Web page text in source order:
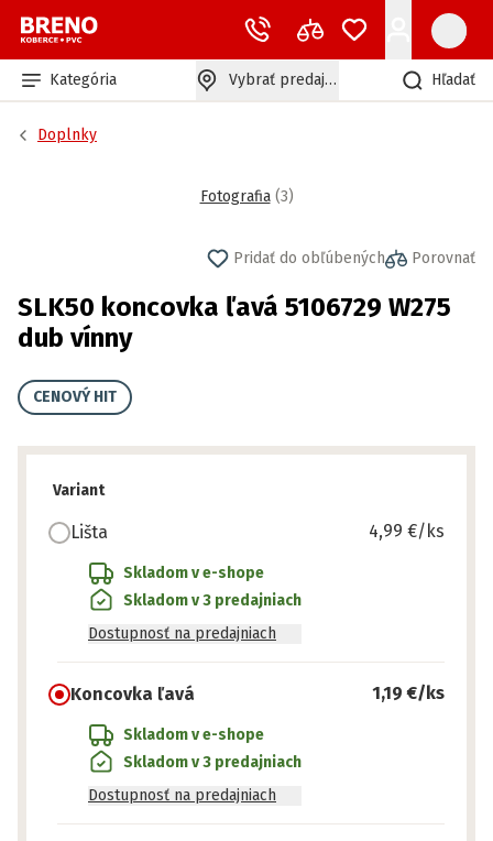
Kategória Vybrať predajňu Hľadať
Doplnky
Fotografia (3)
Pridať do obľúbených Porovnať
SLK50 koncovka ľavá 5106729 W275
dub vínny
CENOVÝ HIT
Variant
Lišta 4,99 €/ks
Skladom v e-shope
Skladom v 3 predajniach
Dostupnosť na predajniach
Koncovka ľavá 1,19 €/ks
Skladom v e-shope
Skladom v 3 predajniach
Dostupnosť na predajniach